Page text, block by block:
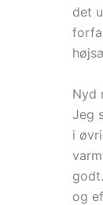
det
Nyd
Jeg
i
og